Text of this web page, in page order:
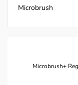
Microbrush
Microbrush+